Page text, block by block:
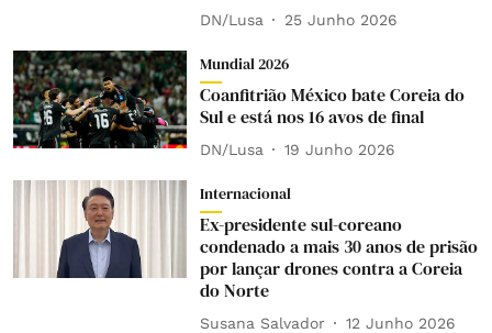
DN/Lusa 25 Junho 2026
Mundial 2026
Coanfitrião México bate Coreia do
Sul e está nos 16 avos de final
DN/Lusa 19 Junho 2026
Internacional
Ex-presidente sul-coreano
condenado a mais 30 anos de prisão
por lançar drones contra a Coreia
do Norte
Susana Salvador 12 Junho 2026